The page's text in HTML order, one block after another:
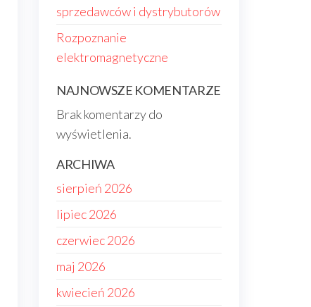
sprzedawców i dystrybutorów
Rozpoznanie
elektromagnetyczne
NAJNOWSZE KOMENTARZE
Brak komentarzy do
wyświetlenia.
ARCHIWA
sierpień 2026
lipiec 2026
czerwiec 2026
maj 2026
kwiecień 2026